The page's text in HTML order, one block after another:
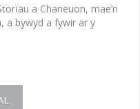
a Chaneuon, mae’n
a bywyd a fywir ar y